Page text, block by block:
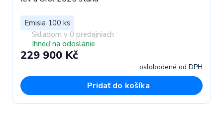
Emisia 100 ks
Skladom v 0 predajniach
Ihneď na odoslanie
229 900 Kč
oslobodené od DPH
Pridať do košíka